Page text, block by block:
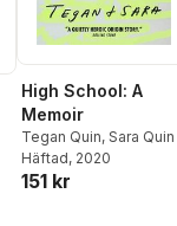
High School: A
Memoir
Tegan Quin, Sara Quin
Häftad, 2020
151 kr